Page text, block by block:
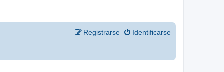
Identificarse
Registrarse